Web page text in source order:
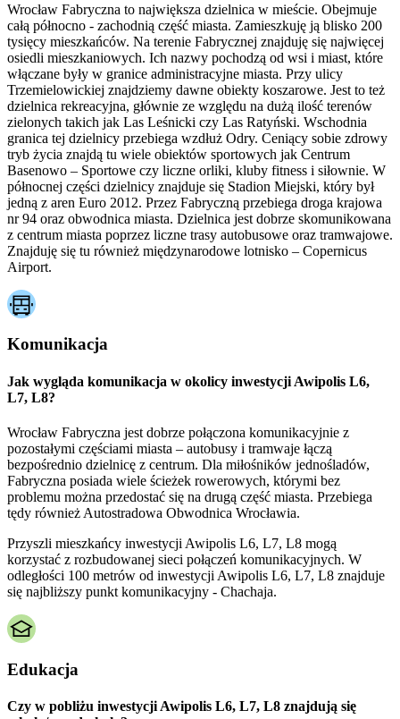
Wrocław Fabryczna to największa dzielnica w mieście. Obejmuje
całą północno - zachodnią część miasta. Zamieszkuję ją blisko 200
tysięcy mieszkańców. Na terenie Fabrycznej znajduję się najwięcej
osiedli mieszkaniowych. Ich nazwy pochodzą od wsi i miast, które
włączane były w granice administracyjne miasta. Przy ulicy
Trzemielowickiej znajdziemy dawne obiekty koszarowe. Jest to też
dzielnica rekreacyjna, głównie ze względu na dużą ilość terenów
zielonych takich jak Las Leśnicki czy Las Ratyński. Wschodnia
granica tej dzielnicy przebiega wzdłuż Odry. Ceniący sobie zdrowy
tryb życia znajdą tu wiele obiektów sportowych jak Centrum
Basenowo – Sportowe czy liczne orliki, kluby fitness i siłownie. W
północnej części dzielnicy znajduje się Stadion Miejski, który był
jedną z aren Euro 2012. Przez Fabryczną przebiega droga krajowa
nr 94 oraz obwodnica miasta. Dzielnica jest dobrze skomunikowana
z centrum miasta poprzez liczne trasy autobusowe oraz tramwajowe.
Znajduję się tu również międzynarodowe lotnisko – Copernicus
Airport.
Komunikacja
Jak wygląda komunikacja w okolicy inwestycji Awipolis L6,
L7, L8?
Wrocław Fabryczna jest dobrze połączona komunikacyjnie z
pozostałymi częściami miasta – autobusy i tramwaje łączą
bezpośrednio dzielnicę z centrum. Dla miłośników jednośladów,
Fabryczna posiada wiele ścieżek rowerowych, którymi bez
problemu można przedostać się na drugą część miasta. Przebiega
tędy również Autostradowa Obwodnica Wrocławia.
Przyszli mieszkańcy inwestycji Awipolis L6, L7, L8 mogą
korzystać z rozbudowanej sieci połączeń komunikacyjnych. W
odległości 100 metrów od inwestycji Awipolis L6, L7, L8 znajduje
się najbliższy punkt komunikacyjny - Chachaja.
Edukacja
Czy w pobliżu inwestycji Awipolis L6, L7, L8 znajdują się